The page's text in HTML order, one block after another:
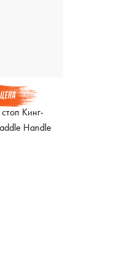
Кинг-
Handle